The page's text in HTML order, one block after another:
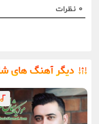
0 نظرات
دیگر آهنگ های